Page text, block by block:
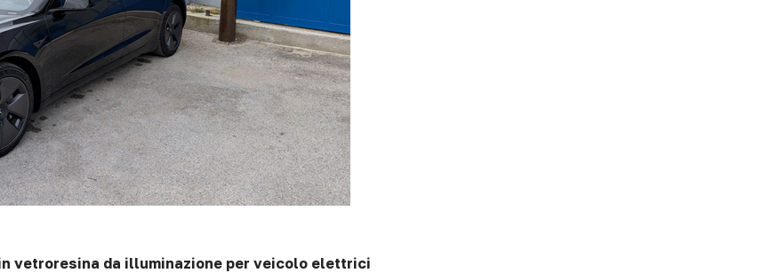
vetroresina da illuminazione per veicolo elettrici